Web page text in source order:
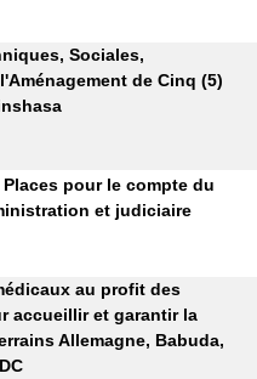
Sociales,
de Cinq (5)
Places pour le compte du
et judiciaire
au profit des
accueillir et garantir la
Allemagne, Babuda,